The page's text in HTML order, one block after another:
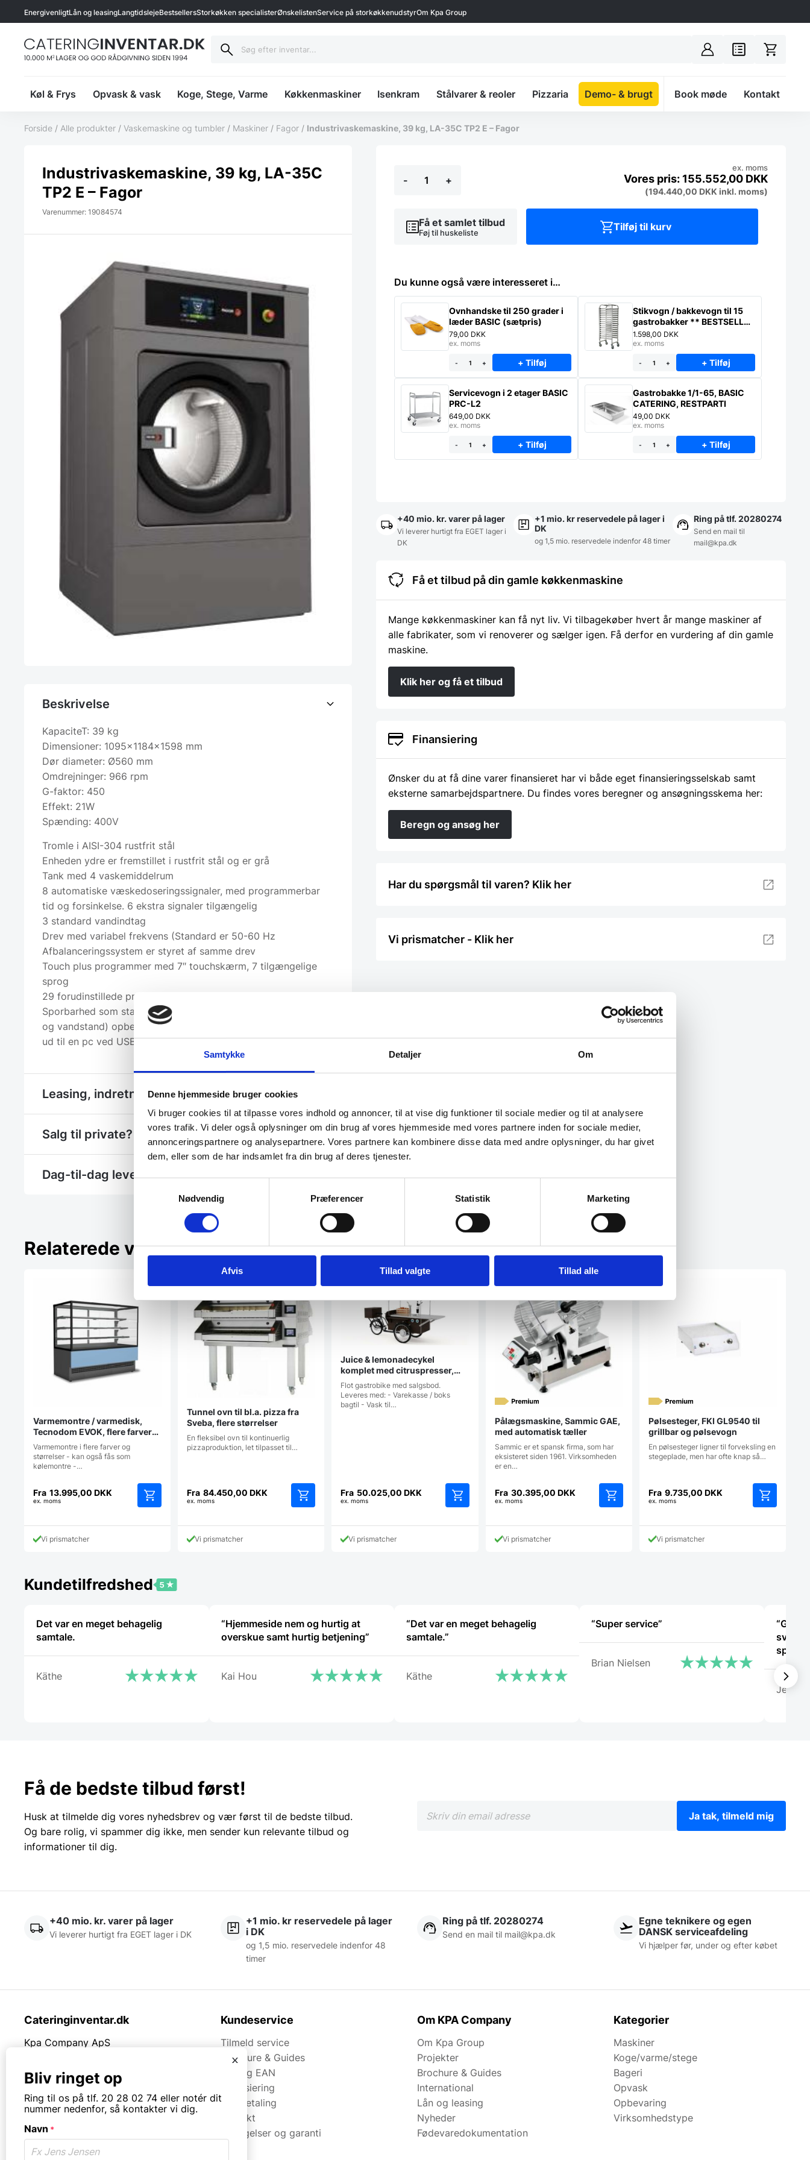
Samtykke Detaljer Om
Denne hjemmeside bruger cookies
Vi bruger cookies til at tilpasse vores indhold og annoncer, til at vise dig funktioner til sociale medier og til at analysere
vores trafik. Vi deler også oplysninger om din brug af vores hjemmeside med vores partnere inden for sociale medier,
annonceringspartnere og analysepartnere. Vores partnere kan kombinere disse data med andre oplysninger, du har givet
dem, eller som de har indsamlet fra din brug af deres tjenester.
Nødvendig
Præferencer Statistik Marketing
Afvis Tillad valgte Tillad alle
EnergivenligtLån og leasingLangtidslejeBestsellersStorkøkken specialisterØnskelistenService på storkøkkenudstyrOm Kpa Group
Køl & Frys Opvask & vask Koge, Stege, Varme Køkkenmaskiner Isenkram Stålvarer & reoler Pizzaria Demo- & brugt Spacer
Book møde Kontakt
Forside / Alle produkter / Vaskemaskine og tumbler / Maskiner / Fagor / Industrivaskemaskine, 39 kg, LA-35C TP2 E – Fagor
Industrivaskemaskine, 39 kg, LA-35C
TP2 E – Fagor
Varenummer: 19084574
Beskrivelse
KapaciteT: 39 kg
Dimensioner: 1095x1184x1598 mm
Dør diameter: Ø560 mm
Omdrejninger: 966 rpm
G-faktor: 450
Effekt: 21W
Spænding: 400V
Tromle i AISI-304 rustfrit stål
Enheden ydre er fremstillet i rustfrit stål og er grå
Tank med 4 vaskemiddelrum
8 automatiske væskedoseringssignaler, med programmerbar
tid og forsinkelse. 6 ekstra signaler tilgængelig
3 standard vandindtag
Drev med variabel frekvens (Standard er 50-60 Hz
Afbalanceringssystem er styret af samme drev
Touch plus programmer med 7″ touchskærm, 7 tilgængelige
sprog
29 forudinstillede programmer
Sporbarhed som standard: hele vaskeprocessen (temperatur
og vandstand) opbevares på vaskemaskinen og kan trækkes
ud til en pc ved USB-hukommelse
Leasing, indretning eller et hjælp til et projekt?
Salg til private? - Se Gastrobutikken.dk
Dag-til-dag levering
-
39
TP2
+ 155.552,00 DKK
ex. moms
(194.440,00 DKK inkl. moms)
Få et samlet tilbud
Føj til huskeliste Tilføj til kurv
Du kunne også være interesseret i…
Ovnhandske til 250 grader i
læder BASIC (sætpris)
79,00 DKK
ex. moms
- + + Tilføj
Servicevogn i 2 etager BASIC
PRC-L2
649,00 DKK
ex. moms
- + + Tilføj
Stikvogn / bakkevogn til 15
gastrobakker ** BESTSELLER
* – Saml selv
1.598,00 DKK
ex. moms
- + + Tilføj
Gastrobakke 1/1-65, BASIC
CATERING, RESTPARTI
49,00 DKK
ex. moms
- + + Tilføj
+40 mio. kr. varer på lager
Vi leverer hurtigt fra EGET lager i
DK
+1 mio. kr reservedele på lager i
DK
og 1,5 mio. reservedele indenfor 48 timer
Ring på tlf. 20280274
Send en mail til
mail@kpa.dk
Få et tilbud på din gamle køkkenmaskine
Mange køkkenmaskiner kan få nyt liv. Vi tilbagekøber hvert år mange maskiner af
alle fabrikater, som vi renoverer og sælger igen. Få derfor en vurdering af din gamle
maskine.
Klik her og få et tilbud
Finansiering
Ønsker du at få dine varer finansieret har vi både eget finansieringsselskab samt
eksterne samarbejdspartnere. Du findes vores beregner og ansøgningsskema her:
Beregn og ansøg her
Har du spørgsmål til varen? Klik her
Vi prismatcher - Klik her
Relaterede varer
Varmemontre / varmedisk,
Tecnodom EVOK, flere farver
og str.
Varmemontre i flere farver og
størrelser - kan også fås som
kølemontre -…
Fra 13.995,00 DKK
ex. moms
vare
kan
vælges
Vi prismatcher
Tunnel ovn til bl.a. pizza fra
Sveba, flere størrelser
En fleksibel ovn til kontinuerlig
pizzaproduktion, let tilpasset til…
Fra 84.450,00DKK
ex. moms
vare
Vi prismatcher
Juice & lemonadecykel
komplet med citruspresser,
isbeholder mv
Flot gastrobike med salgsbod.
Leveres med: - Varekasse / boks
bagtil - Vask til…
Fra 50.025,00DKK
ex. moms
vare
Vi prismatcher
Pålægsmaskine, Sammic GAE,
med automatisk tæller
Sammic er et spansk firma, som har
eksisteret siden 1961. Virksomheden
er en…
Fra 30.395,00 DKK
ex. moms
vare
Vi prismatcher
Pølsesteger, FKI GL9540 til
grillbar og pølsevogn
En pølsesteger ligner til forveksling en
stegeplade, men har ofte knap så…
Fra 9.735,00 DKK
ex. moms
vare
Vi prismatcher
Kundetilfredshed
Det var en meget behagelig
samtale.
Käthe
“Hjemmeside nem og hurtig at
overskue samt hurtig betjening”
Kai Hou
“Det var en meget behagelig
samtale.”
Käthe
“Super service”
Brian Nielsen
“God
svare
Få de bedste tilbud først!
Husk at tilmelde dig vores nyhedsbrev og vær først til de bedste tilbud.
Og bare rolig, vi spammer dig ikke, men sender kun relevante tilbud og
informationer til dig.
Ja tak, tilmeld mig
+40 mio. kr. varer på lager
Vi leverer hurtigt fra EGET lager i DK
+1 mio. kr reservedele på lager
i DK
og 1,5 mio. reservedele indenfor 48
timer
Ring på tlf. 20280274
Send en mail til mail@kpa.dk
Egne teknikere og egen
DANSK serviceafdeling
Vi hjælper før, under og efter købet
Cateringinventar.dk
Kpa Company ApS
7430 Ikast
Tlf.20280274
CVR. 18066904
Kundeservice
Tilmeld service
Brochure & Guides
Faq og EAN
Finansiering
Kortbetaling
Kontakt
Betingelser og garanti
Om KPA Company
Om Kpa Group
Projekter
Brochure & Guides
International
Lån og leasing
Nyheder
Fødevaredokumentation
Kategorier
Maskiner
Koge/varme/stege
Bageri
Opvask
Opbevaring
Virksomhedstype
x
Bliv ringet op
Ring til os på tlf. 20 28 02 74 eller notér dit
nummer nedenfor, så kontakter vi dig.
Navn *